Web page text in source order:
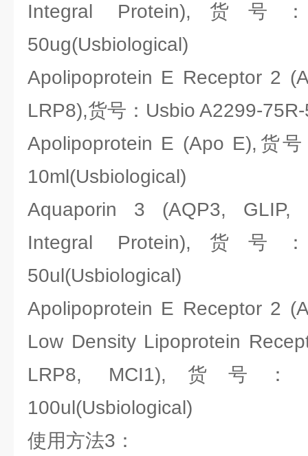
Integral Protein),货号：
50ug(Usbiological)
Apolipoprotein E Receptor 2
LRP8),货号：Usbio A2299-
Apolipoprotein E (Apo E),货
10ml(Usbiological)
Aquaporin 3 (AQP3, GLIP,
Integral Protein),货号：
50ul(Usbiological)
Apolipoprotein E Receptor 2
Low Density Lipoprotein
LRP8, MCI1),货号：
100ul(Usbiological)
使用方法3：